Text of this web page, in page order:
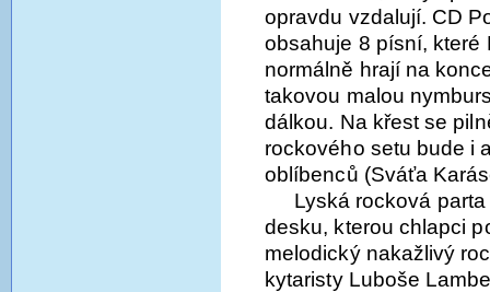
opravdu vzdalují. CD
obsahuje 8 písní, které
normálně hrají na
takovou malou
dálkou. Na křest se
rockového setu bude i
oblíbenců (Sváťa
Lyská rocková parta
desku, kterou chlapci
melodický nakažlivý
kytaristy Luboše